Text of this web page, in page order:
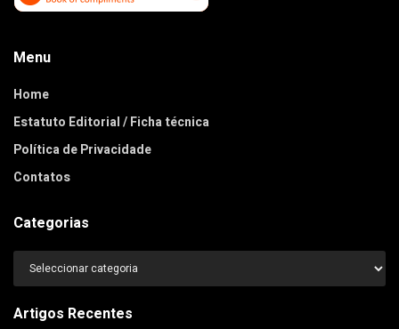
Menu
Home
Estatuto Editorial / Ficha técnica
Política de Privacidade
Contatos
Categorias
Categorias
Artigos Recentes